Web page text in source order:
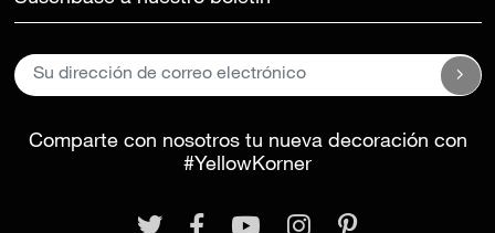
Comparte con nosotros tu nueva decoración con
#YellowKorner